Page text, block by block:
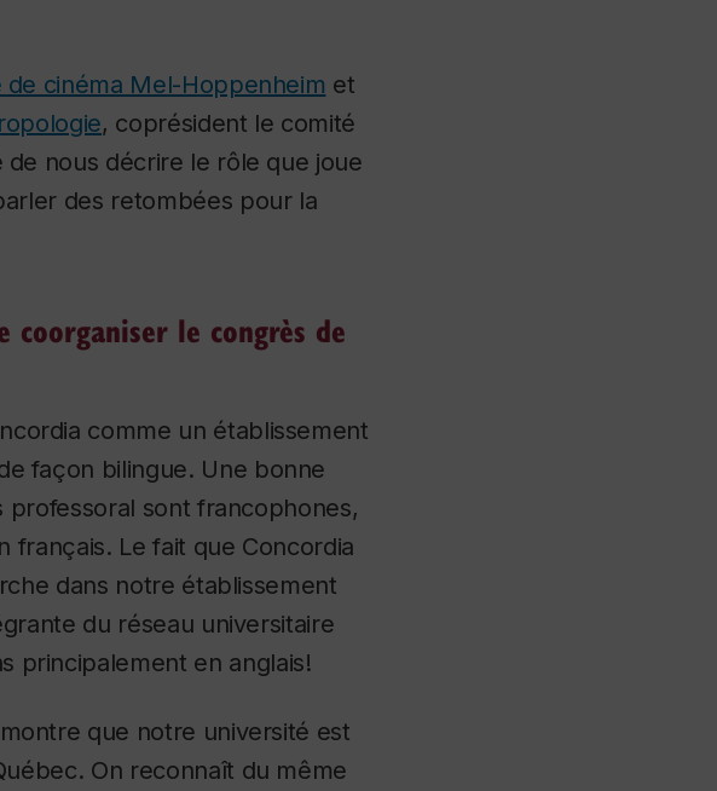
de cinéma Mel-Hoppenheim et
, coprésident le comité
nous décrire le rôle que joue
des retombées pour la
coorganiser le congrès de
comme un établissement
façon bilingue. Une bonne
sont francophones,
Le fait que Concordia
dans notre établissement
du réseau universitaire
principalement en anglais!
que notre université est
On reconnaît du même